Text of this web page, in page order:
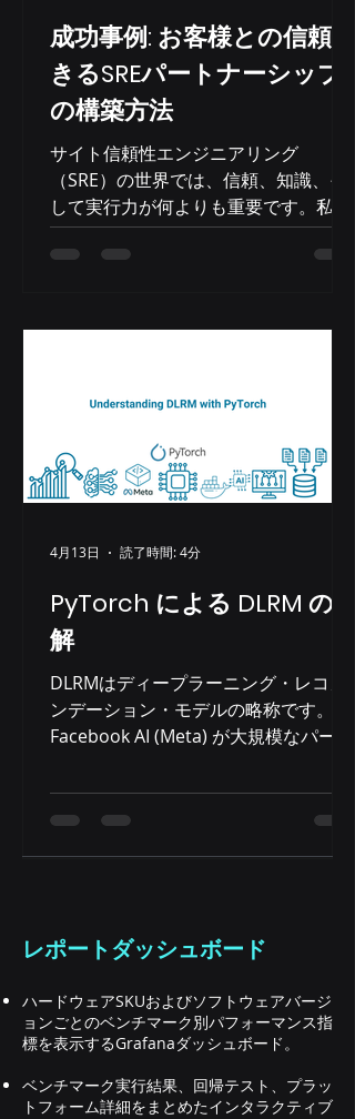
3 8Bは精度テストにおいて、大型の前
モデルを上回る性能を発揮しました。
セットアップの詳細 llama.cppでテス
ト済み マシン: Gv4 r8g.24xlarge オペ
カーネル: 6.8.AWS モデル: Meta-
Llama-3.1
成功事例: お客様との信頼で
きるSREパートナーシップ
の構築方法
サイト信頼性エンジニアリング
（SRE）の世界では、信頼、知識、そ
して実行力が何よりも重要です。私た
ちのチームが推論システム分野の大手
クライアントの一つにサービスを提供
を、専門知識、コミットメント、そし
ルを凌駕することを証明する機会だと
捉えました。 私たちは比較的小規模な
企業ですが、お客様のニーズに的確に
調査の専門知識 と 業界知識 という独
ステムを迅速に理解し、データセンタ
ー運用における連携を確立し、ソリュ
ーションを開発する能力は、競合他社
との差別化要因となっています。この
専門知識と、適応力、そして学ぶ姿勢
が相まって、契約を獲得し、お客様の
続にとって極めて重要な業務を担うこ
とができました。 初期学習曲線: SRE
PyTorch による DLRM の理
解
DLRMはディープラーニング・レコメ
ンデーション・モデルの略称です。
Facebook AI (Meta) が大規模なパーソ
ステム向けに開発したニューラルネッ
トワークアーキテクチャです。DLRM
ー率 (CTR) の予測とランキングタスク
イン広告、電子商取引の推奨、ソーシ
ャル メディア フィードのランキン
グ、ストリーミング サービス、オンラ
イン マーケットプレイス、クラシファ
イド広告など。 DLRM の機能: DLRM
4月13日 読了時間: 4分
レポートダッシュボード
ハードウェアSKUおよびソフトウェアバージ
ョンごとのベンチマーク別パフォーマンス指
標を表示するGrafanaダッシュボード。
ベンチマーク実行結果、回帰テスト、プラッ
トフォーム詳細をまとめたインタラクティブ